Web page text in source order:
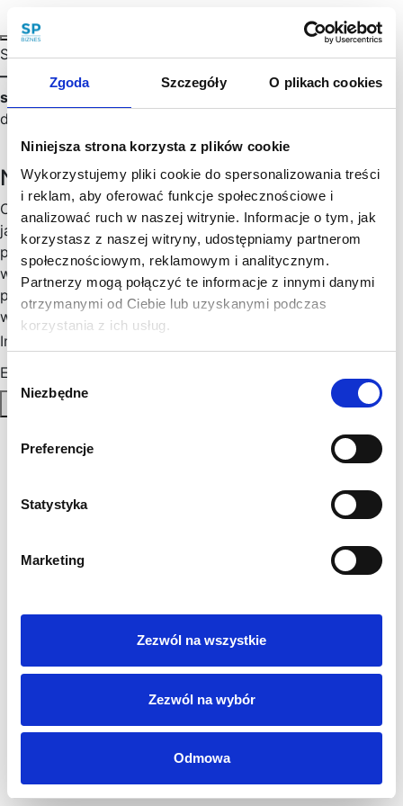
Zgoda Szczegóły O plikach cookies
Niniejsza strona korzysta z plików cookie
Wykorzystujemy pliki cookie do spersonalizowania treści
i reklam, aby oferować funkcje społecznościowe i
analizować ruch w naszej witrynie. Informacje o tym, jak
korzystasz z naszej witryny, udostępniamy partnerom
społecznościowym, reklamowym i analitycznym.
Partnerzy mogą połączyć te informacje z innymi danymi
otrzymanymi od Ciebie lub uzyskanymi podczas
korzystania z ich usług.
Wybór
zgody
Niezbędne
Preferencje
Statystyka
Marketing
Zezwól na wszystkie
Zezwól na wybór
Odmowa
Sejm przyjął jakiś czas temu projekt ustawy (edit
— przepisy weszły w życie i obowiązują od dnia 1
stycznia 2021 roku
dochodów spółki komandytowej.…
Newsletter
Chętny, chętna na więcej praktycznych porad prawnych
jak wesprzeć rozwój Twojego biznesu, zoptymalizować
podatki, zminimalizować formalności? Cenimy Twój czas:
wysyłamy konkrety, rzetelne informacje sprawdzone w
praktyce i ważne aktualizacje w prawie, które mogą mieć
wpływ na Twoj biznes. Skorzystaj!
Imię
Email
Zapisz się
Regulamin
Sygnaliści
Login
Kontakt